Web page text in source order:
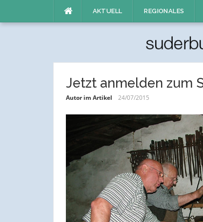
AKTUELL REGIONALES
Jetzt anmelden zum
Autor im Artikel 24/07/2015